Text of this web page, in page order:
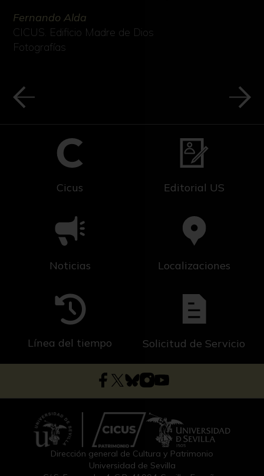
Fernando Alda
CICUS. Edificio Madre de Dios
Fotografías
Cicus Editorial US
Noticias Localizaciones
Línea del tiempo Solicitud de Servicio
Dirección general de Cultura y Patrimonio
Universidad de Sevilla